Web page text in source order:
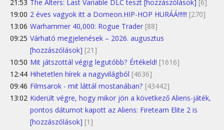
21:53 The Alters: Last Variable DLC teszt [hozzászólások] [6]
19:00 2 éves vagyok itt a Domeon.HIP-HOP HURÁÁ!!!!!! [270]
13:06 Warhammer 40,000: Rogue Trader [88]
09:25 Várható megjelenések – 2026. augusztus
[hozzászólások] [21]
10:50 Mit játszottál végig legutóbb? Értékeld! [1616]
12:44 Hihetetlen hírek a nagyvilágból [4636]
09:46 Filmsarok - mit láttál mostanában? [43442]
13:02 Kiderült végre, hogy mikor jön a következő Aliens-játék,
pontos dátumot kapott az Aliens: Fireteam Elite 2 is
[hozzászólások] [1]